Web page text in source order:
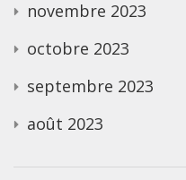
novembre 2023
octobre 2023
septembre 2023
août 2023